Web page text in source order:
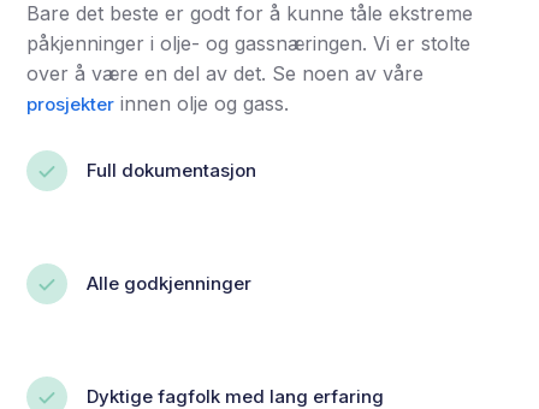
Bare det beste er godt for å kunne tåle ekstreme
påkjenninger i olje- og gassnæringen. Vi er stolte
over å være en del av det. Se noen av våre
prosjekter innen olje og gass.
Full dokumentasjon
Alle godkjenninger
Dyktige fagfolk med lang erfaring